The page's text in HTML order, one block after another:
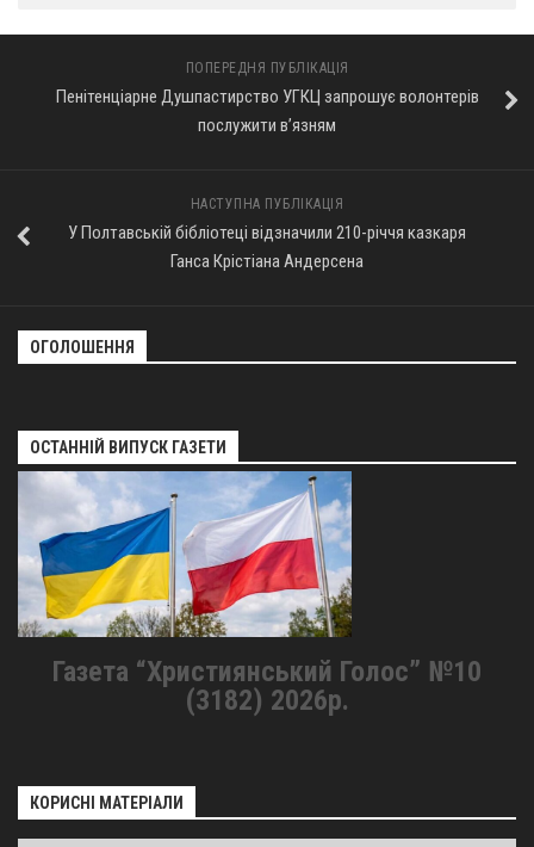
ПОПЕРЕДНЯ ПУБЛІКАЦІЯ
Пенітенціарне Душпастирство УГКЦ запрошує волонтерів
послужити в’язням
НАСТУПНА ПУБЛІКАЦІЯ
У Полтавській бібліотеці відзначили 210-річчя казкаря
Ганса Крістіана Андерсена
ОГОЛОШЕННЯ
ОСТАННІЙ ВИПУСК ГАЗЕТИ
Газета “Християнський Голос” №10
(3182) 2026р.
КОРИСНІ МАТЕРІАЛИ